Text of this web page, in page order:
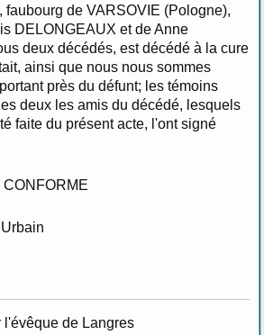
faubourg de VARSOVIE (Pologne),
DELONGEAUX et de Anne
deux décédés, est décédé à la cure
ainsi que nous nous sommes
près du défunt; les témoins
deux les amis du décédé, lesquels
faite du présent acte, l'ont signé
l'évêque de Langres